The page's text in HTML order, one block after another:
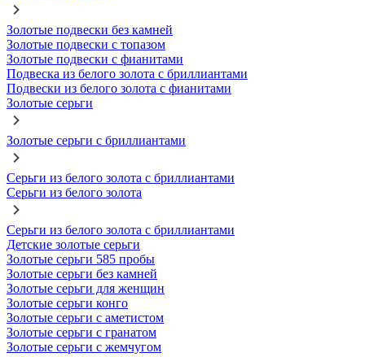
Золотые подвески без камней
Золотые подвески с топазом
Золотые подвески с фианитами
Подвеска из белого золота с бриллиантами
Подвески из белого золота с фианитами
Золотые серьги
Золотые серьги с бриллиантами
Серьги из белого золота с бриллиантами
Серьги из белого золота
Серьги из белого золота с бриллиантами
Детские золотые серьги
Золотые серьги 585 пробы
Золотые серьги без камней
Золотые серьги для женщин
Золотые серьги конго
Золотые серьги с аметистом
Золотые серьги с гранатом
Золотые серьги с жемчугом